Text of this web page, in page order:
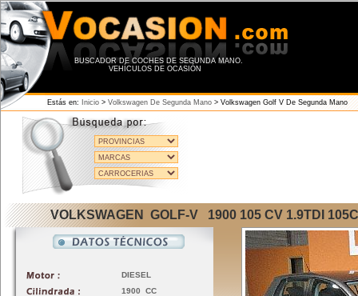
BUSCADOR DE COCHES DE SEGUNDA MANO.
VEHÍCULOS DE OCASIÓN
Estás en: Inicio > Volkswagen De Segunda Mano > Volkswagen Golf V De Segunda Mano
VOLKSWAGEN GOLF-V 1900 105 CV 1.9TDI
DIESEL
1900 CC